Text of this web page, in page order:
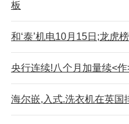
板
和‘泰’机电10月15日;龙虎
央行连续!八个月加量续<
海尔嵌,入式.洗衣机在英国